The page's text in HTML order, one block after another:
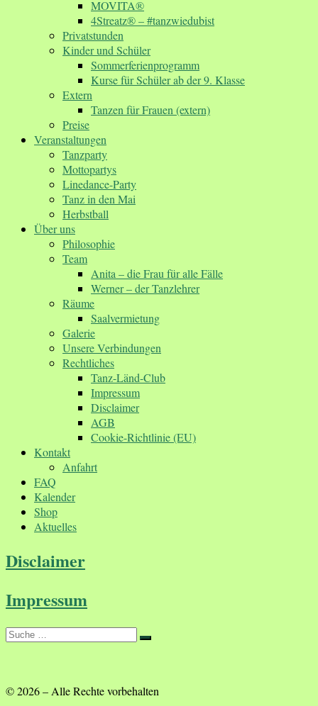
MOVITA®
4Streatz® – #tanzwiedubist
Privatstunden
Kinder und Schüler
Sommerferienprogramm
Kurse für Schüler ab der 9. Klasse
Extern
Tanzen für Frauen (extern)
Preise
Veranstaltungen
Tanzparty
Mottopartys
Linedance-Party
Tanz in den Mai
Herbstball
Über uns
Philosophie
Team
Anita – die Frau für alle Fälle
Werner – der Tanzlehrer
Räume
Saalvermietung
Galerie
Unsere Verbindungen
Rechtliches
Tanz-Länd-Club
Impressum
Disclaimer
AGB
Cookie-Richtlinie (EU)
Kontakt
Anfahrt
FAQ
Kalender
Shop
Aktuelles
Disclaimer
Impressum
Suche
Suche
© 2026– Alle Rechte vorbehalten